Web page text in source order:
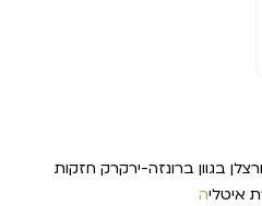
28 ס"מ מפורצלן בגוון ברונזה-ירקרק חזקות
איטליה